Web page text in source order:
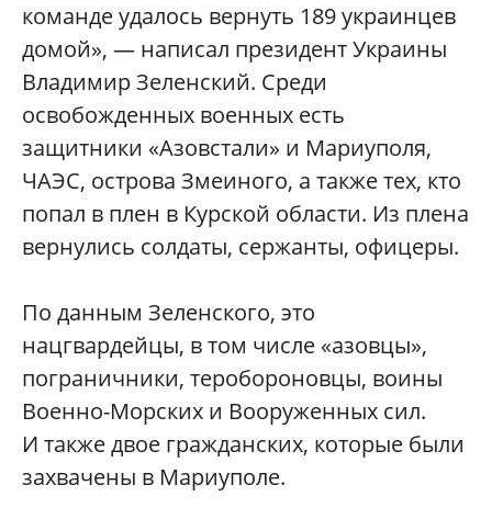
команде удалось вернуть 189 украинцев
домой», — написал президент Украины
Владимир Зеленский. Среди
освобожденных военных есть
защитники «Азовстали» и Мариуполя,
ЧАЭС, острова Змеиного, а также тех, кто
попал в плен в Курской области. Из плена
вернулись солдаты, сержанты, офицеры.
По данным Зеленского, это
нацгвардейцы, в том числе «азовцы»,
пограничники, теробороновцы, воины
Военно-Морских и Вооруженных сил.
И также двое гражданских, которые были
захвачены в Мариуполе.